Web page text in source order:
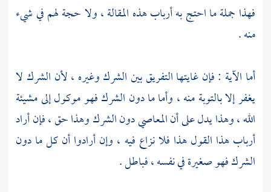
فهذا جملة ما احتج به أرباب هذه المقالة ، ولا حجة لهم في شيء
منه .
أما الآية : فإن غايتها التفريق بين الشرك وغيره ، لأن الشرك لا
يغفر إلا بالتوبة منه ، وأما ما دون الشرك فهو موكول إلى مشيئة
الله ، وهذا يدل على أن المعاصي دون الشرك وهذا حق ، فإن أراد
أرباب هذا القول هذا فلا نزاع فيه ، وإن أرادوا أن كل ما دون
الشرك فهو صغيرة في نفسه ، فباطل .